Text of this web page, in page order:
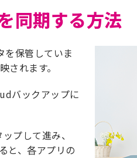
同期する方法
保管していま
れます。
バックアップに
プして進み、
と、各アプリの